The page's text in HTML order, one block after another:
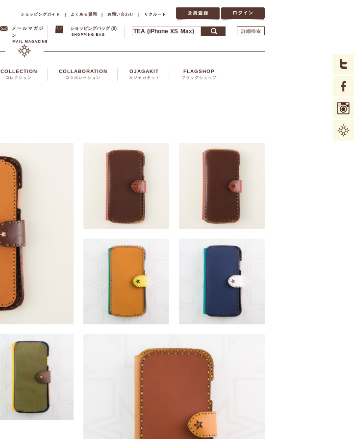
ショッピングガイド | よくある質問 | お問い合わせ | リクルート
メールマガジ
ン
ショッピングバッグ (0) 詳細検索
COLLECTION
コレクション
COLLABORATION
コラボレーション
OJAGAKIT
オジャガキット
FLAGSHOP
フラッグショップ
￥16,280 （税込）
￥16,280 （税込）